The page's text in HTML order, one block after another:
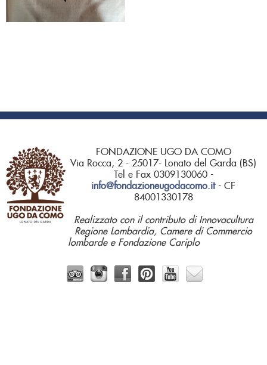
FONDAZIONE UGO DA COMO
Via Rocca, 2 - 25017- Lonato del Garda (BS)
Tel e Fax 0309130060 -
info@fondazioneugodacomo.it- CF
84001330178
Realizzato con il contributo di Innovacultura
Regione Lombardia, Camere di Commercio
lombarde e Fondazione Cariplo